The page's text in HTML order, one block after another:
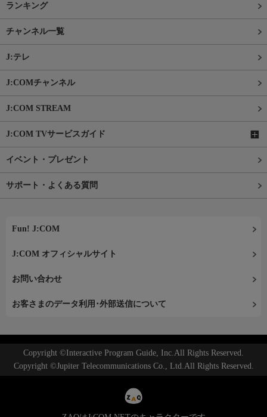
ランキング
チャンネル一覧
J:テレ
J:COMチャンネル
J:COM STREAM
J:COM TVサービスガイド
イベント・プレゼント
サポート・よくある質問
Fun! J:COM
J:COM オフィシャルサイト
お問い合わせ
お客さまのデータ利用･外部送信について
Copyright ©Interactive Program Guide, Inc.All Rights Reserved.
Copyright ©Jupiter Telecommunications Co., Ltd.All Rights Reserved.